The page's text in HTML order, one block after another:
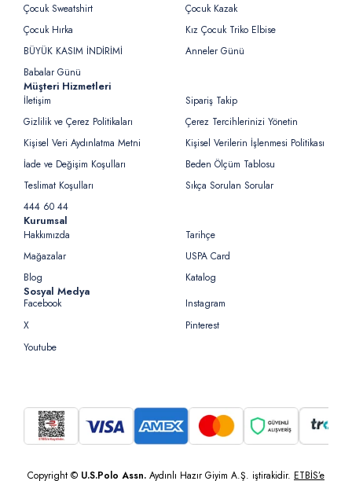
Çocuk Sweatshirt
Çocuk Kazak
Çocuk Hırka
Kız Çocuk Triko Elbise
BÜYÜK KASIM İNDİRİMİ
Anneler Günü
Babalar Günü
Müşteri Hizmetleri
İletişim
Sipariş Takip
Gizlilik ve Çerez Politikaları
Çerez Tercihlerinizi Yönetin
Kişisel Veri Aydınlatma Metni
Kişisel Verilerin İşlenmesi Politikası
İade ve Değişim Koşulları
Beden Ölçüm Tablosu
Teslimat Koşulları
Sıkça Sorulan Sorular
444 60 44
Kurumsal
Hakkımızda
Tarihçe
Mağazalar
USPA Card
Blog
Katalog
Sosyal Medya
Facebook
Instagram
X
Pinterest
Youtube
Copyright © U.S.Polo Assn. Aydınlı Hazır Giyim A.Ş. iştirakidir. ETBİS’e